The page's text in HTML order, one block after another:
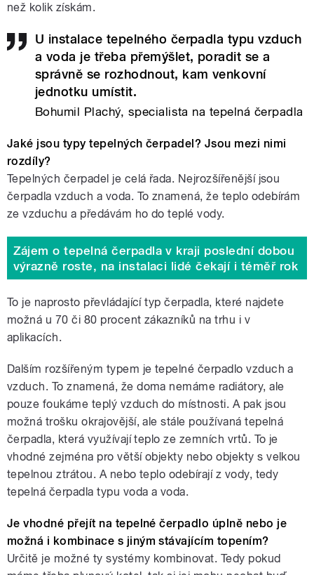
než kolik získám.
U instalace tepelného čerpadla typu vzduch
a voda je třeba přemýšlet, poradit se a
správně se rozhodnout, kam venkovní
jednotku umístit.
Bohumil Plachý, specialista na tepelná čerpadla
Jaké jsou typy tepelných čerpadel? Jsou mezi nimi
rozdíly?
Tepelných čerpadel je celá řada. Nejrozšířenější jsou
čerpadla vzduch a voda. To znamená, že teplo odebírám
ze vzduchu a předávám ho do teplé vody.
Zájem o tepelná čerpadla v kraji poslední dobou
výrazně roste, na instalaci lidé čekají i téměř rok
To je naprosto převládající typ čerpadla, které najdete
možná u 70 či 80 procent zákazníků na trhu i v
aplikacích.
Dalším rozšířeným typem je tepelné čerpadlo vzduch a
vzduch. To znamená, že doma nemáme radiátory, ale
pouze foukáme teplý vzduch do místnosti. A pak jsou
možná trošku okrajovější, ale stále používaná tepelná
čerpadla, která využívají teplo ze zemních vrtů. To je
vhodné zejména pro větší objekty nebo objekty s velkou
tepelnou ztrátou. A nebo teplo odebírají z vody, tedy
tepelná čerpadla typu voda a voda.
Je vhodné přejít na tepelné čerpadlo úplně nebo je
možná i kombinace s jiným stávajícím topením?
Určitě je možné ty systémy kombinovat. Tedy pokud